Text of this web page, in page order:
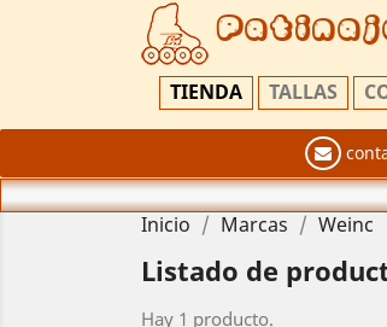
TIENDA TALLAS
Inicio
Marcas Weinc
Listado de
Hay 1 producto.